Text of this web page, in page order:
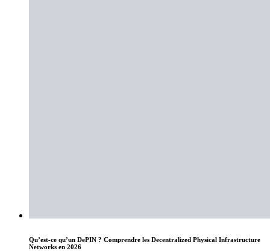
Qu’est-ce qu’un DePIN ? Comprendre les Decentralized Physical Infrastructure
Networks en 2026